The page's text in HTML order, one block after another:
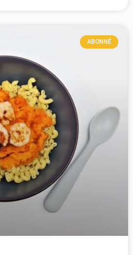
ABONNÉ